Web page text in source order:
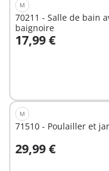
M
70211 - Salle de bain
baignoire
17,99 €
Au panier
M
71510 - Poulailler et
29,99 €
Au panier